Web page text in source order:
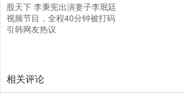
股天下 李秉宪出演妻子李珉廷
视频节目，全程40分钟被打码
引韩网友热议
相关评论